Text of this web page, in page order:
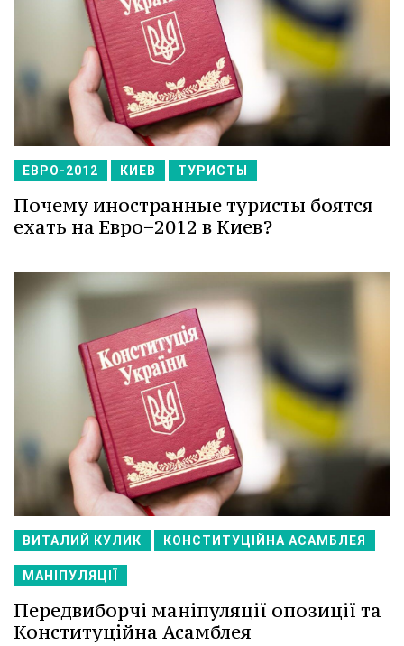
ЕВРО-2012 КИЕВ ТУРИСТЫ
Почему иностранные туристы боятся
ехать на Евро−2012 в Киев?
ВИТАЛИЙ КУЛИК КОНСТИТУЦІЙНА АСАМБЛЕЯ
МАНІПУЛЯЦІЇ
Передвиборчі маніпуляції опозиції та
Конституційна Асамблея